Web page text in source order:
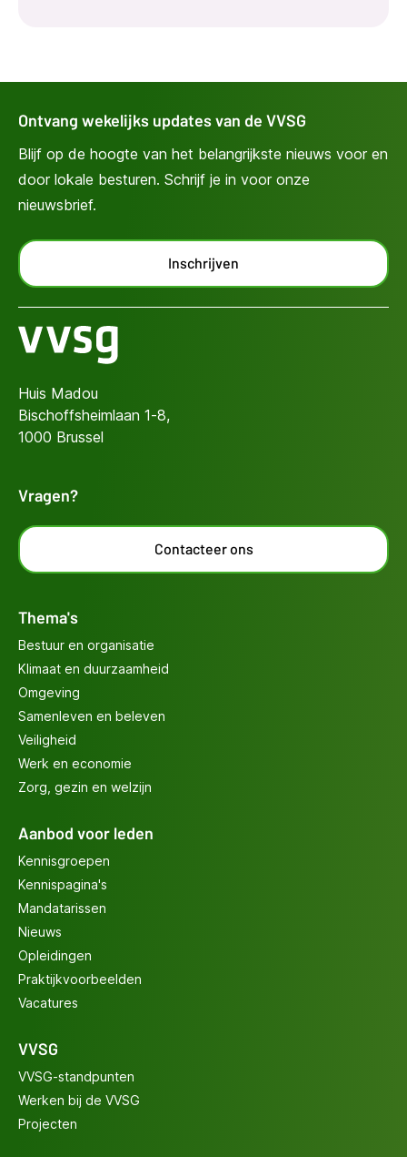
Ontvang wekelijks updates van de VVSG
Blijf op de hoogte van het belangrijkste nieuws voor en
door lokale besturen. Schrijf je in voor onze
nieuwsbrief.
Inschrijven
Huis Madou
Bischoffsheimlaan 1-8,
1000 Brussel
Vragen?
Contacteer ons
Thema's
Bestuur en organisatie
Klimaat en duurzaamheid
Omgeving
Samenleven en beleven
Veiligheid
Werk en economie
Zorg, gezin en welzijn
Aanbod voor leden
Kennisgroepen
Kennispagina's
Mandatarissen
Nieuws
Opleidingen
Praktijkvoorbeelden
Vacatures
VVSG
VVSG-standpunten
Werken bij de VVSG
Projecten